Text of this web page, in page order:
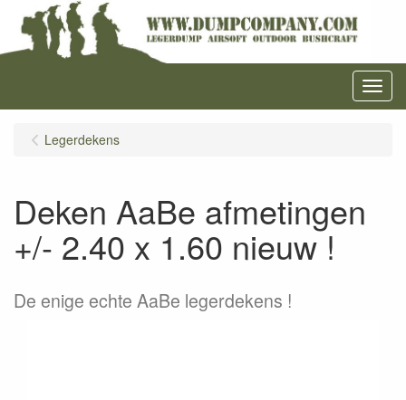
Menu
Legerdekens
Deken AaBe afmetingen
+/- 2.40 x 1.60 nieuw !
De enige echte AaBe legerdekens !